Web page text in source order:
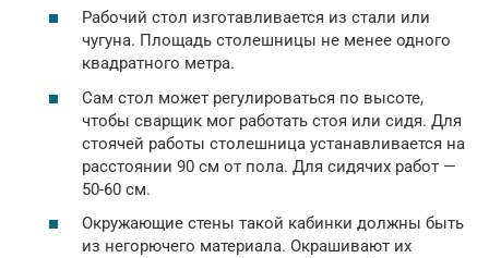
Рабочий стол изготавливается из стали или
чугуна. Площадь столешницы не менее одного
квадратного метра.
Сам стол может регулироваться по высоте,
чтобы сварщик мог работать стоя или сидя. Для
стоячей работы столешница устанавливается на
расстоянии 90 см от пола. Для сидячих работ —
50-60 см.
Окружающие стены такой кабинки должны быть
из негорючего материала. Окрашивают их